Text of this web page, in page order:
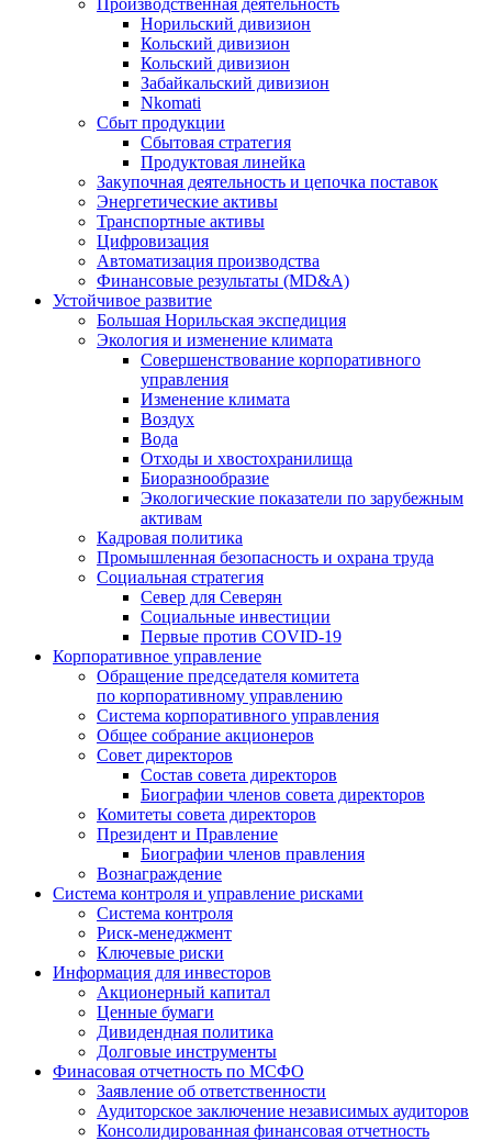
Производственная деятельность
Норильский дивизион
Кольский дивизион
Кольский дивизион
Забайкальский дивизион
Nkomati
Сбыт продукции
Сбытовая стратегия
Продуктовая линейка
Закупочная деятельность и цепочка поставок
Энергетические активы
Транспортные активы
Цифровизация
Автоматизация производства
Финансовые результаты (MD&A)
Устойчивое развитие
Большая Норильская экспедиция
Экология и изменение климата
Совершенствование корпоративного
управления
Изменение климата
Воздух
Вода
Отходы и хвостохранилища
Биоразнообразие
Экологические показатели по зарубежным
активам
Кадровая политика
Промышленная безопасность и охрана труда
Социальная стратегия
Север для Северян
Социальные инвестиции
Первые против COVID‑19
Корпоративное управление
Обращение председателя комитета
по корпоративному управлению
Система корпоративного управления
Общее собрание акционеров
Совет директоров
Состав совета директоров
Биографии членов совета директоров
Комитеты совета директоров
Президент и Правление
Биографии членов правления
Вознаграждение
Система контроля и управление рисками
Система контроля
Риск-менеджмент
Ключевые риски
Информация для инвесторов
Акционерный капитал
Ценные бумаги
Дивидендная политика
Долговые инструменты
Финасовая отчетность по МСФО
Заявление об ответственности
Аудиторское заключение независимых аудиторов
Консолидированная финансовая отчетность